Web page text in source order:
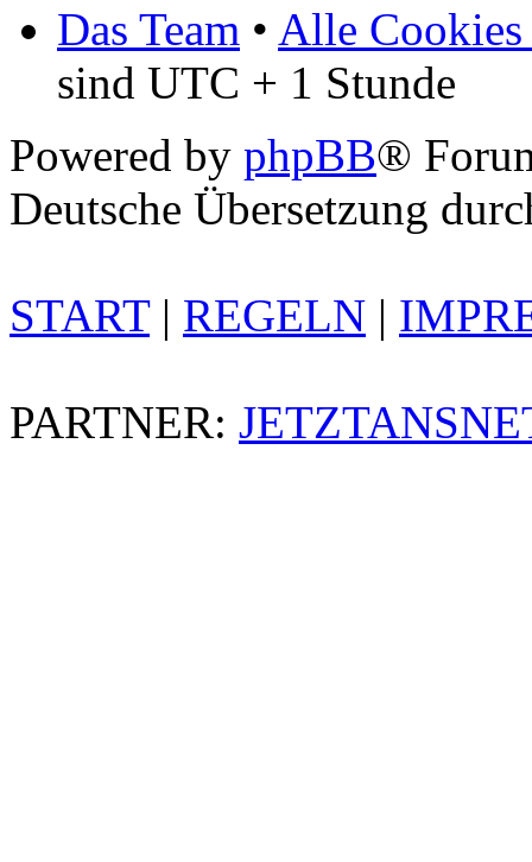
Das Team • Alle Cookies
sind UTC + 1 Stunde
Powered by phpBB®
Deutsche Übersetzung
START| REGELN |
PARTNER: